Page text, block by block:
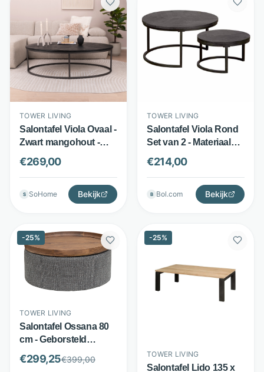
TOWER LIVING
Salontafel Viola Ovaal -
Zwart mangohout -
Gecoat stalen
onderstel - Zwart -
Tower Living
€269,00
S SoHome Bekijk
TOWER LIVING
Salontafel Viola Rond
Set van 2 - Materiaal
onbekend - Ronde
tafels - Zwart - Tower
Living
€214,00
B Bol.com Bekijk
-25%
TOWER LIVING
Salontafel Ossana 80
cm - Geborsteld
mangohout met
stoffen onderstel -
€299,25€399,00
-25%
TOWER LIVING
Salontafel Lido 135 x